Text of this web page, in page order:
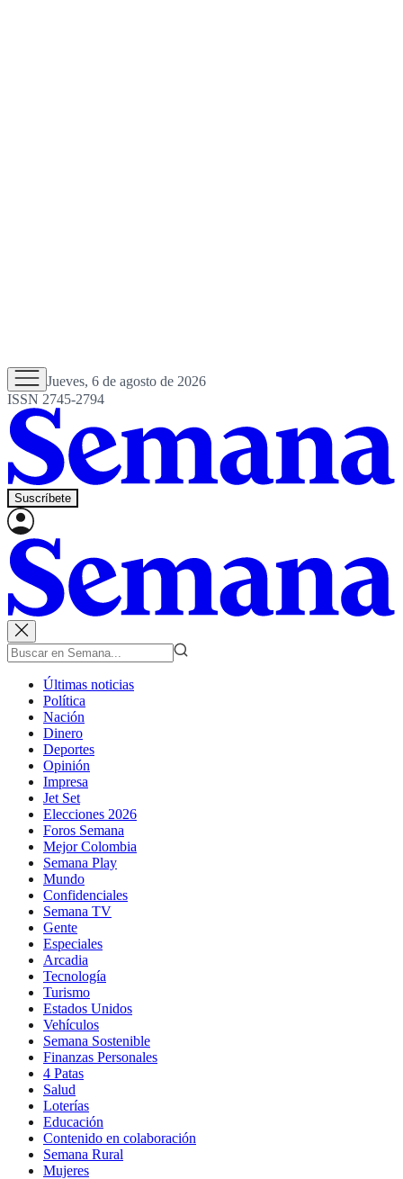
Jueves, 6 de agosto de 2026
ISSN 2745-2794
Suscríbete
Últimas noticias
Política
Nación
Dinero
Deportes
Opinión
Impresa
Jet Set
Elecciones 2026
Foros Semana
Mejor Colombia
Semana Play
Mundo
Confidenciales
Semana TV
Gente
Especiales
Arcadia
Tecnología
Turismo
Estados Unidos
Vehículos
Semana Sostenible
Finanzas Personales
4 Patas
Salud
Loterías
Educación
Contenido en colaboración
Semana Rural
Mujeres